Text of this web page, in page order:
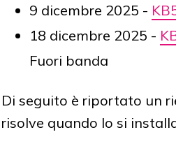
9 dicembre 2025 -
18 dicembre 2025 -
Fuori banda
Di seguito è riportato un
risolve quando lo si